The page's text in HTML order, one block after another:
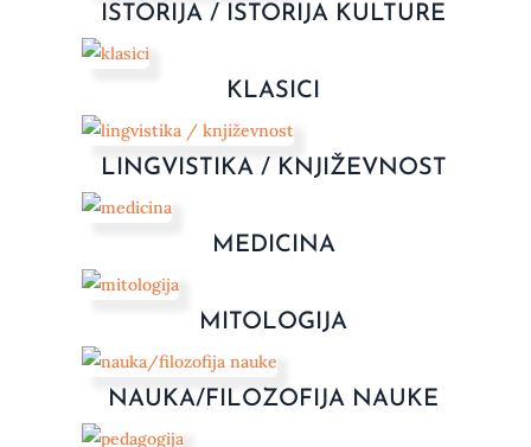
ISTORIJA / ISTORIJA KULTURE
KLASICI
LINGVISTIKA / KNJIŽEVNOST
MEDICINA
MITOLOGIJA
NAUKA/FILOZOFIJA NAUKE